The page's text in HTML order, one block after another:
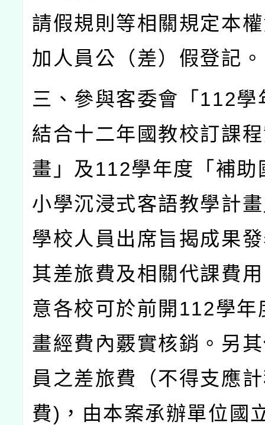
請假規則等相關規定本
加人員公（差）假登記。
三、參與客委會「 112學
結合十二年國教校訂課
畫」及112學年度「補助
小學沉浸式客語教學計
學校人員出席旨揭成果
其差旅費及相關代課費
意各校可於前開 112學年
畫經費內覈實核銷。另
員之差旅費（不得支應
費) ，由本案承辦單位國